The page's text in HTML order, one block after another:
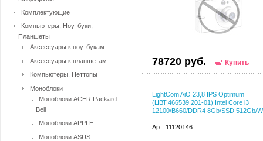
78720 руб. Купить
LightCom AiO 23,8 IPS Optimum
(ЦВТ.466539.201-01) Intel Core i3
12100/B660/DDR4 8Gb/SSD 512Gb/
Арт. 11120146
Комплектующие
Компьютеры, Ноутбуки,
Планшеты
Аксессуары к ноутбукам
Аксессуары к планшетам
Компьютеры, Неттопы
Моноблоки
Моноблоки ACER Packard
Bell
Моноблоки APPLE
Моноблоки ASUS